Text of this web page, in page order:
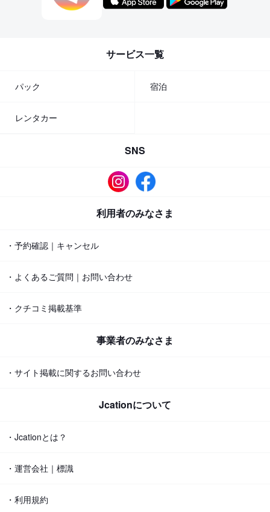
サービス一覧
パック 宿泊
レンタカー
SNS
利用者のみなさま
・予約確認｜キャンセル
・よくあるご質問｜お問い合わせ
・クチコミ掲載基準
事業者のみなさま
・サイト掲載に関するお問い合わせ
Jcationについて
・Jcationとは？
・運営会社｜標識
・利用規約